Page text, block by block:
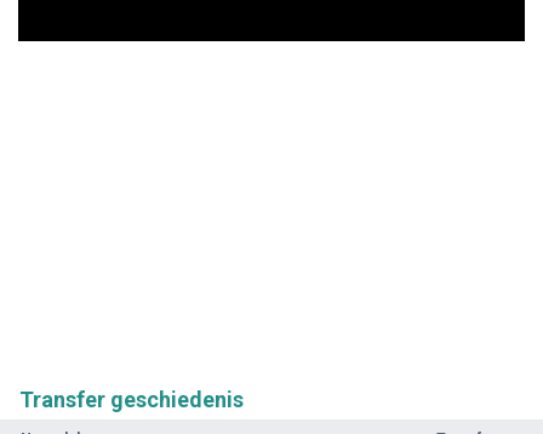
Transfer geschiedenis